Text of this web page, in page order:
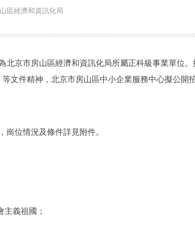
區經濟和資訊化局
京市房山區經濟和資訊化局所屬正科級事業單位。
文件精神，北京市房山區中小企業服務中心擬公開
位情況及條件詳見附件。
義祖國；